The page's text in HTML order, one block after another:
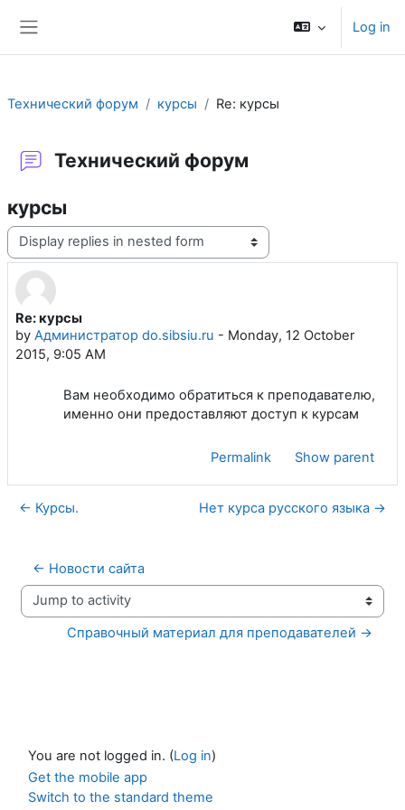
Log in
Технический форум курсы Re: курсы
Технический форум
курсы
Display mode
Re: курсы
by Администратор do.sibsiu.ru - Monday, 12 October
2015, 9:05 AM
Number of replies: 0
Вам необходимо обратиться к преподавателю,
именно они предоставляют доступ к курсам
Permalink Show parent
← Курсы. Нет курса русского языка →
← Новости сайта
Jump to activity
Справочный материал для преподавателей →
You are not logged in. (Log in)
Get the mobile app
Switch to the standard theme